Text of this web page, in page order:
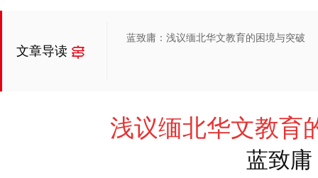
文章导读
蓝致庸：浅议缅北华文教育的困境与突破
浅议缅北华文教育
蓝致庸